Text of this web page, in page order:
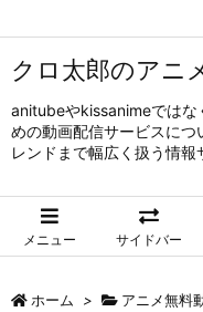
クロ太郎のアニ
anitubeやkissanimeではな
めの動画配信サービスにつ
レンドまで幅広く扱う情報
メニュー サイドバー
ホーム > アニメ無料